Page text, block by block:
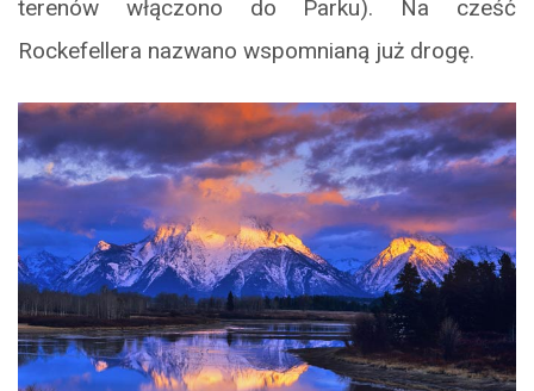
terenów włączono do Parku). Na cześć
Rockefellera nazwano wspomnianą już drogę.